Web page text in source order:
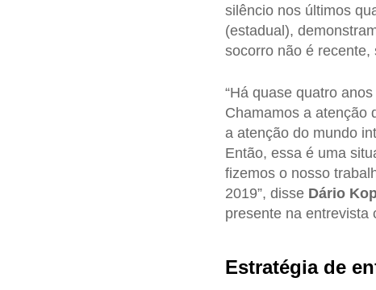
silêncio nos últimos
(estadual),
socorro não é recente,
“Há quase quatro anos
Chamamos a atenção
a atenção do mundo
Então, essa é uma
fizemos o nosso
2019”, disse Dário
presente na entrevista
Estratégia de